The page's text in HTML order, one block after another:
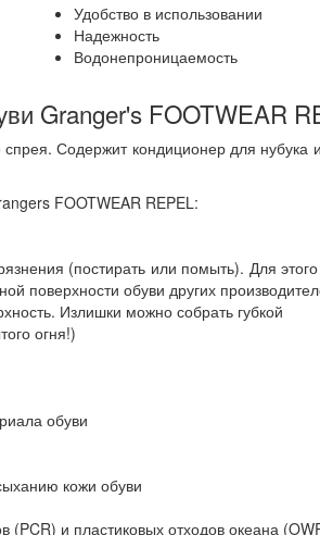
Удобство в использовании
Надежность
Водонепроницаемость
Granger's FOOTWEAR
Содержит кондиционер для нубука
FOOTWEAR REPEL:
(постирать или помыть). Для
поверхности обуви других
Излишки можно собрать губкой
огня!)
обуви
кожи обуви
и пластиковых отходов океана